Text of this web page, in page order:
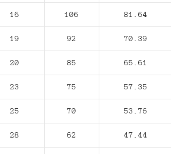
16 106 81.64
19 92 70.39
20 85 65.61
23 75 57.35
25 70 53.76
28 62 47.44